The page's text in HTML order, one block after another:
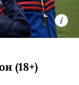
(18+)